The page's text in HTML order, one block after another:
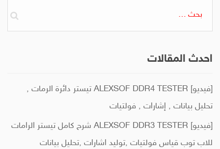
احدث المقالات
[فيديو] ALEXSOF DDR4 TESTER تيستر دائرة الرمات ,
تحليل بيانات , إشارات , فولتيات
[فيديو] ALEXSOF DDR3 TESTER شرح كامل تيستر الرامات
للاب توب قياس فولتيات ,توليد اشارات ,تحليل بيانات